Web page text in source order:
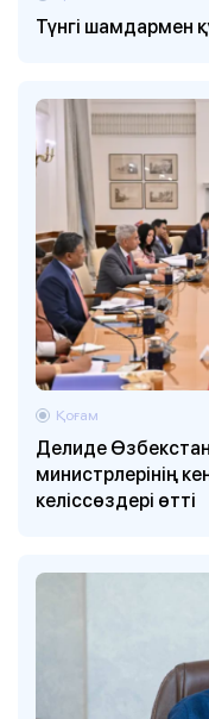
Түнгі шамдармен
Делиде
министрлерінің
келіссөздері өтті
Қоғам